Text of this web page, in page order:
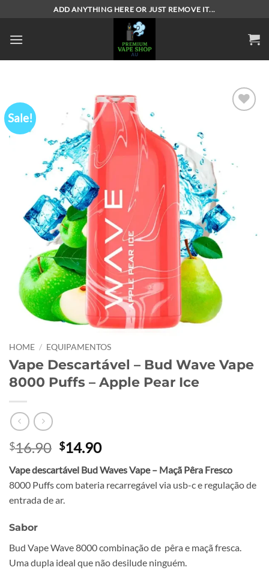
content
ADD ANYTHING HERE OR JUST REMOVE IT...
Sale!
HOME / EQUIPAMENTOS
Vape Descartável – Bud Wave Vape
8000 Puffs – Apple Pear Ice
$16.90 Original
was:
$16.90.
$14.90Current
is:
$14.90.
Vape descartável Bud Waves Vape – Maçã Pêra Fresco
8000 Puffs com bateria recarregável via usb-c e regulação de
entrada de ar.
Sabor
Bud Vape Wave 8000 combinação de pêra e maçã fresca.
Uma dupla ideal que não desilude ninguém.